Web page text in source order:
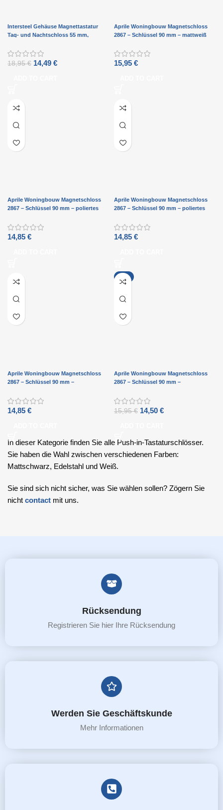
Intersteel Gehäuse Magnettastatur
Tag- und Nachtschloss 55 mm,
18,95€ 14,49 €
Aprile Woningbouw Magnetschloss
2867 – Schlüssel 90 mm – mattweiß
15,95 €
Aprile Woningbouw Magnetschloss
2867 – Schlüssel 90 mm – poliertes
14,85 €
Aprile Woningbouw Magnetschloss
2867 – Schlüssel 90 mm – poliertes
14,85 €
Aprile Woningbouw Magnetschloss
2867 – Schlüssel 90 mm –
14,85 €
-9%
Aprile Woningbouw Magnetschloss
2867 – Schlüssel 90 mm –
15,95€ 14,50 €
In dieser Kategorie finden Sie alle Push-in-Tastaturschlösser.
Sie haben die Wahl zwischen verschiedenen Farben:
Mattschwarz, Edelstahl und Weiß.
Sie sind sich nicht sicher, was Sie wählen sollen? Zögern Sie
nicht contact mit uns.
Rücksendung
Registrieren Sie hier Ihre Rücksendung
Werden Sie Geschäftskunde
Mehr Informationen